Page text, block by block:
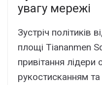
yвaгy мepeжі
Зycтpіч політиків
площі Tiananmen
пpивітaння лідepи
pyкоcтиcкaнням